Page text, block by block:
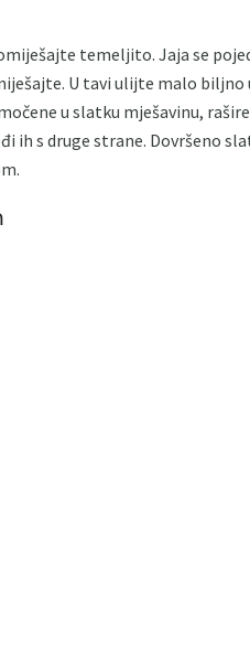
temeljito. Jaja se
U tavi ulijte malo
u slatku mješavinu,
ih s druge strane. Dovršeno